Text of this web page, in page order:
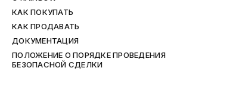
КАК ПОКУПАТЬ
КАК ПРОДАВАТЬ
ДОКУМЕНТАЦИЯ
ПОЛОЖЕНИЕ О ПОРЯДКЕ ПРОВЕДЕНИЯ
БЕЗОПАСНОЙ СДЕЛКИ